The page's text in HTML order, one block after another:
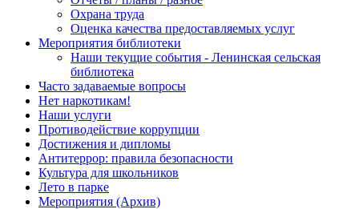
Охрана труда
Оценка качества предоставляемых услуг
Мероприятия библиотеки
Наши текущие события - Ленинская сельская
библиотека
Часто задаваемые вопросы
Нет наркотикам!
Наши услуги
Противодействие коррупции
Достижения и дипломы
Антитеррор: правила безопасности
Культура для школьников
Лето в парке
Мероприятия (Архив)